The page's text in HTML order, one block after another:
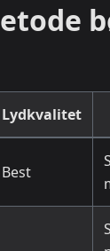
Lydkvalitet
Best